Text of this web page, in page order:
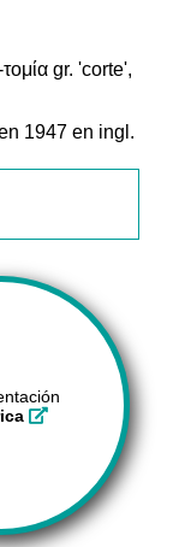
τομία gr. 'corte',
1947 en ingl.